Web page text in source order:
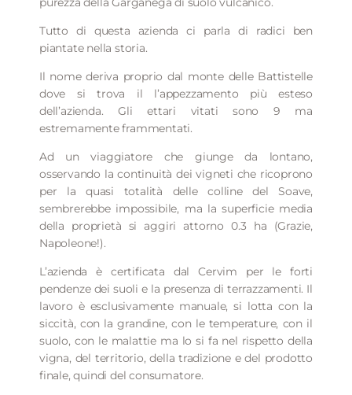
Tutto di questa azienda ci parla di radici ben
piantate nella storia.
Il nome deriva proprio dal monte delle Battistelle
dove si trova il l’appezzamento più esteso
dell’azienda. Gli ettari vitati sono 9 ma
estremamente frammentati.
Ad un viaggiatore che giunge da lontano,
osservando la continuità dei vigneti che ricoprono
per la quasi totalità delle colline del Soave,
sembrerebbe impossibile, ma la superficie media
della proprietà si aggiri attorno 0.3 ha (Grazie,
Napoleone!).
L’azienda è certificata dal Cervim per le forti
pendenze dei suoli e la presenza di terrazzamenti. Il
lavoro è esclusivamente manuale, si lotta con la
siccità, con la grandine, con le temperature, con il
suolo, con le malattie ma lo si fa nel rispetto della
vigna, del territorio, della tradizione e del prodotto
finale, quindi del consumatore.